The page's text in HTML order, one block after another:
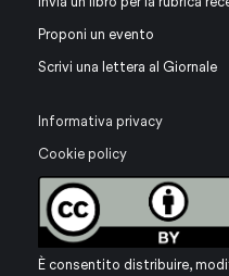
Proponi un evento
Scrivi una lettera al Giornale
Informativa privacy
Cookie policy
È consentito distribuire,